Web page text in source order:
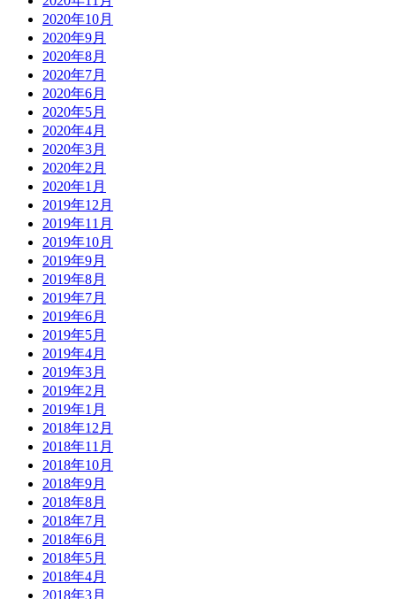
2020年10月
2020年9月
2020年8月
2020年7月
2020年6月
2020年5月
2020年4月
2020年3月
2020年2月
2020年1月
2019年12月
2019年11月
2019年10月
2019年9月
2019年8月
2019年7月
2019年6月
2019年5月
2019年4月
2019年3月
2019年2月
2019年1月
2018年12月
2018年11月
2018年10月
2018年9月
2018年8月
2018年7月
2018年6月
2018年5月
2018年4月
2018年3月